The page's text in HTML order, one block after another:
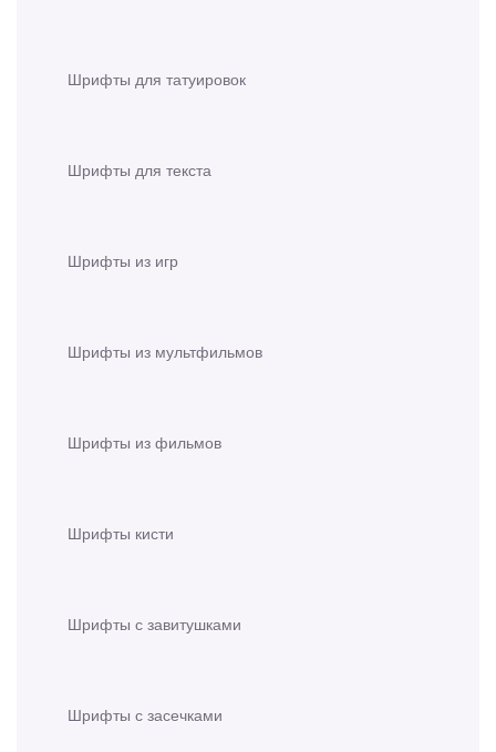
Шрифты для татуировок
Шрифты для текста
Шрифты из игр
Шрифты из мультфильмов
Шрифты из фильмов
Шрифты кисти
Шрифты с завитушками
Шрифты с засечками